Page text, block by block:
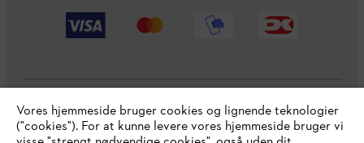
Virksomheden
Vores hjemmeside bruger cookies og lignende teknologier
("cookies"). For at kunne levere vores hjemmeside bruger vi